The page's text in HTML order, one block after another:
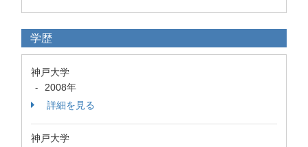
学歴
神戸大学
-
2008年
詳細を見る
神戸大学